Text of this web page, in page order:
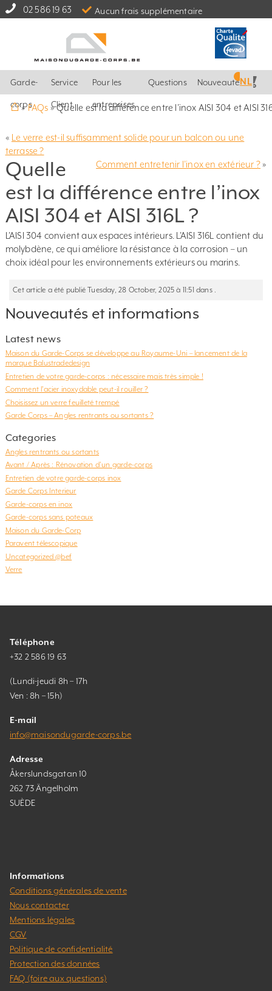
02 586 19 63 Aucun frais supplémentaire
Garde-
corps
Service
Client
Pour les
entreprises
Questions NouveautésNL
⌂»FAQs »Quelle est la différence entre l’inox AISI 304 et AISI
« Le verre est-il suffisamment solide pour un balcon ou une
terrasse ?
Comment entretenir l’inox en extérieur ?»
Quelle
est la différence entre l’inox
AISI 304 et AISI 316L ?
L’AISI 304 convient aux espaces intérieurs. L’AISI 316L contient du
molybdène, ce qui améliore la résistance à la corrosion – un
choix idéal pour les environnements extérieurs ou marins.
Cet article a été publié Tuesday, 28 October, 2025 à 11:51 dans .
Nouveautés et informations
Latest news
Maison du Garde-Corps se développe au Royaume-Uni – lancement de la
marque Balustradedesign
Entretien de votre garde-corps : nécessaire mais très simple !
Comment l’acier inoxydable peut-il rouiller ?
Choisissez un verre feuilleté trempé
Garde Corps – Angles rentrants ou sortants ?
Categories
Angles rentrants ou sortants
Avant / Après : Rénovation d'un garde-corps
Entretien de votre garde-corps inox
Garde Corps Interieur
Garde-corps en inox
Garde-corps sans poteaux
Maison du Garde-Corp
Paravent télescopique
Uncategorized @bef
Verre
Téléphone
+32 2 586 19 63
(Lundi-jeudi 8h – 17h
Ven : 8h – 15h)
E-mail
info@maisondugarde-corps.be
Adresse
Åkerslundsgatan 10
262 73 Ängelholm
SUÈDE
Informations
Conditions générales de vente
Nous contacter
Mentions légales
CGV
Politique de confidentialité
Protection des données
FAQ (foire aux questions)